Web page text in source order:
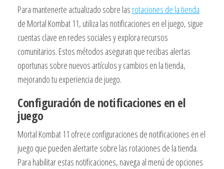
Para mantenerte actualizado sobre las rotaciones de la tienda
de Mortal Kombat 11, utiliza las notificaciones en el juego, sigue
cuentas clave en redes sociales y explora recursos
comunitarios. Estos métodos aseguran que recibas alertas
oportunas sobre nuevos artículos y cambios en la tienda,
mejorando tu experiencia de juego.
Configuración de notificaciones en el
juego
Mortal Kombat 11 ofrece configuraciones de notificaciones en el
juego que pueden alertarte sobre las rotaciones de la tienda.
Para habilitar estas notificaciones, navega al menú de opciones